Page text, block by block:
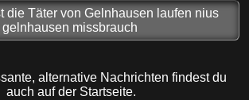
die Täter von Gelnhausen laufen nius
missbrauch
alternative Nachrichten findest du
auch auf der Startseite.